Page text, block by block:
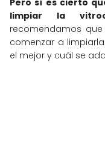
Pero sí es cierto
limpiar la
recomendamos
comenzar a
el mejor y cuál se